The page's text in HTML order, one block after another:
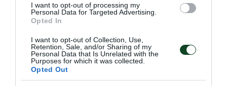
I want to opt-out of processing my
Personal Data for Targeted Advertising.
Opted In
I want to opt-out of Collection, Use,
Retention, Sale, and/or Sharing of my
Personal Data that Is Unrelated with the
Purposes for which it was collected.
Opted Out